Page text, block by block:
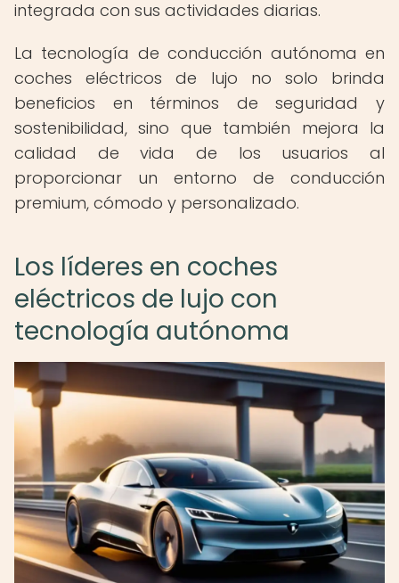
integrada con sus actividades diarias.
La tecnología de conducción autónoma en
coches eléctricos de lujo no solo brinda
beneficios en términos de seguridad y
sostenibilidad, sino que también mejora la
calidad de vida de los usuarios al
proporcionar un entorno de conducción
premium, cómodo y personalizado.
Los líderes en coches
eléctricos de lujo con
tecnología autónoma